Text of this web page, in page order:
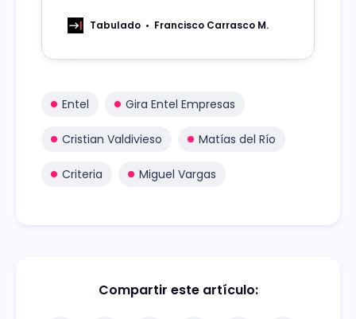
académicas y asociaciones
empresas considera que la inteligencia
Tabulado Francisco Carrasco M.
Entel Gira Entel Empresas
Cristian Valdivieso Matías del Río
Criteria Miguel Vargas
Compartir este artículo: